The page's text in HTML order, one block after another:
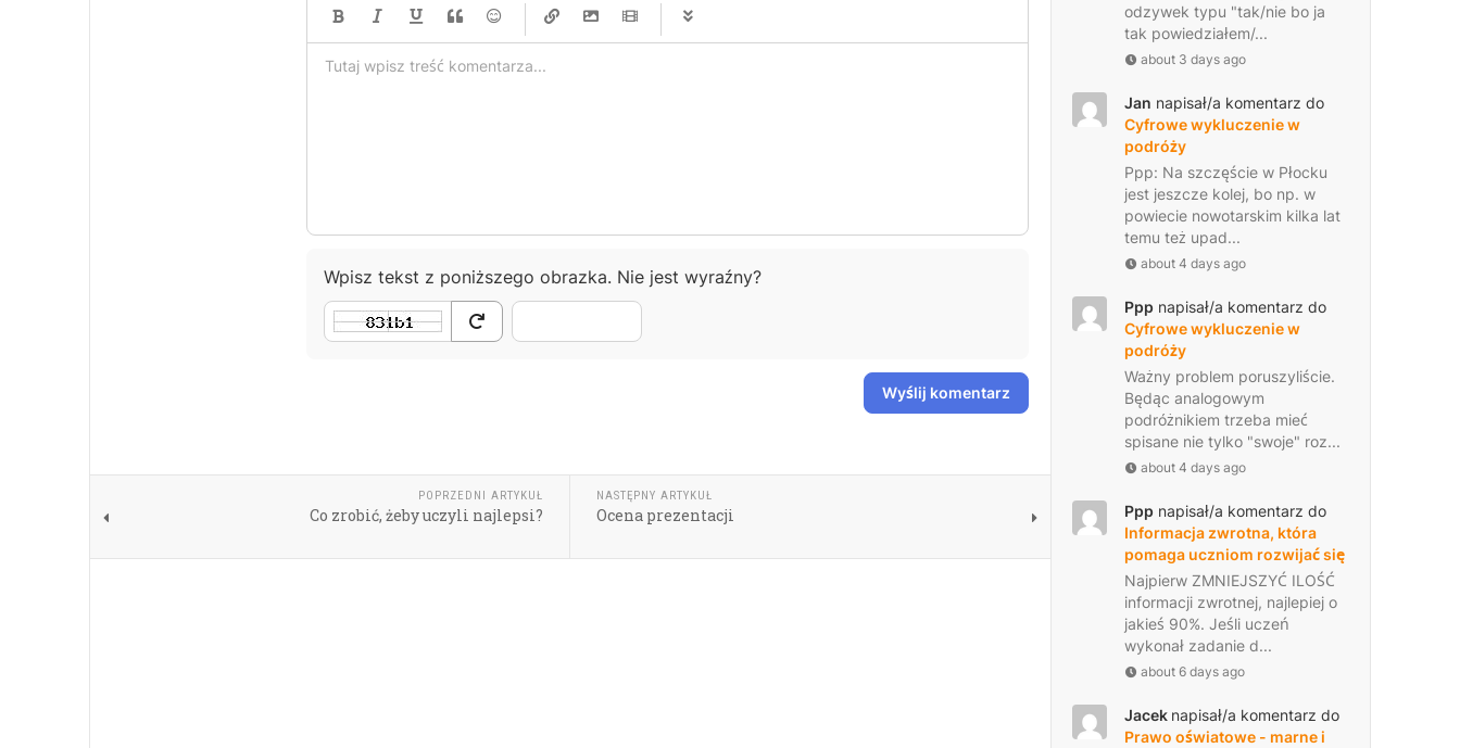
-
-
-
-
Wpisz tekst z poniższego obrazka. Nie jest wyraźny?
Wyślij komentarz
POPRZEDNI ARTYKUŁ
Co zrobić, żeby uczyli najlepsi?
NASTĘPNY ARTYKUŁ
Ocena prezentacji
odzywek typu "tak/nie bo ja
tak powiedziałem/...
about 3 days ago
Jan napisał/a komentarz do
Cyfrowe wykluczenie w
podróży
Ppp: Na szczęście w Płocku
jest jeszcze kolej, bo np. w
powiecie nowotarskim kilka lat
temu też upad...
about 4 days ago
Ppp napisał/a komentarz do
Cyfrowe wykluczenie w
podróży
Ważny problem poruszyliście.
Będąc analogowym
podróżnikiem trzeba mieć
spisane nie tylko "swoje" roz...
about 4 days ago
Ppp napisał/a komentarz do
Informacja zwrotna, która
pomaga uczniom rozwijać się
Najpierw ZMNIEJSZYĆ ILOŚĆ
informacji zwrotnej, najlepiej o
jakieś 90%. Jeśli uczeń
wykonał zadanie d...
about 6 days ago
Jacek napisał/a komentarz do
Prawo oświatowe - marne i